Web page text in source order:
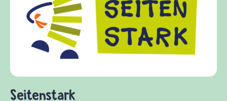
Kinder, Eltern und ErzieherInnen das zu
Fragen von Krieg und Frieden, Streit und
Gewalt informiert und einen Austausch zu
diesem Themenbereich ermöglicht. frieden-
fragen.de bietet Antworten auf wichtige
und Frieden, Streit und Gewalt.